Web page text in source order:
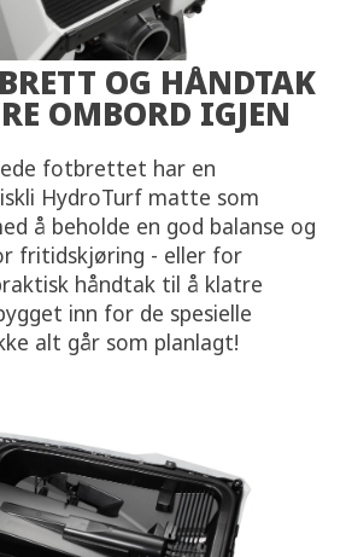
OG HÅNDTAK
OMBORD IGJEN
fotbrettet har en
HydroTurf matte som
å beholde en god balanse og
fritidskjøring - eller for
håndtak til å klatre
inn for de spesielle
alt går som planlagt!